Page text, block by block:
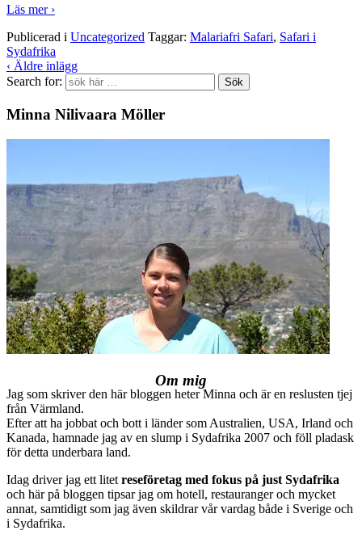
Läs mer ›
Publicerad i Uncategorized Taggar: Malariafri Safari, Safari i
Sydafrika
‹ Äldre inlägg
Search for:
Minna Nilivaara Möller
Om mig
Jag som skriver den här bloggen heter Minna och är en reslusten tjej
från Värmland.
Efter att ha jobbat och bott i länder som Australien, USA, Irland och
Kanada, hamnade jag av en slump i Sydafrika 2007 och föll pladask
för detta underbara land.
Idag driver jag ett litet reseföretag med fokus på just Sydafrika
och här på bloggen tipsar jag om hotell, restauranger och mycket
annat, samtidigt som jag även skildrar vår vardag både i Sverige och
i Sydafrika.